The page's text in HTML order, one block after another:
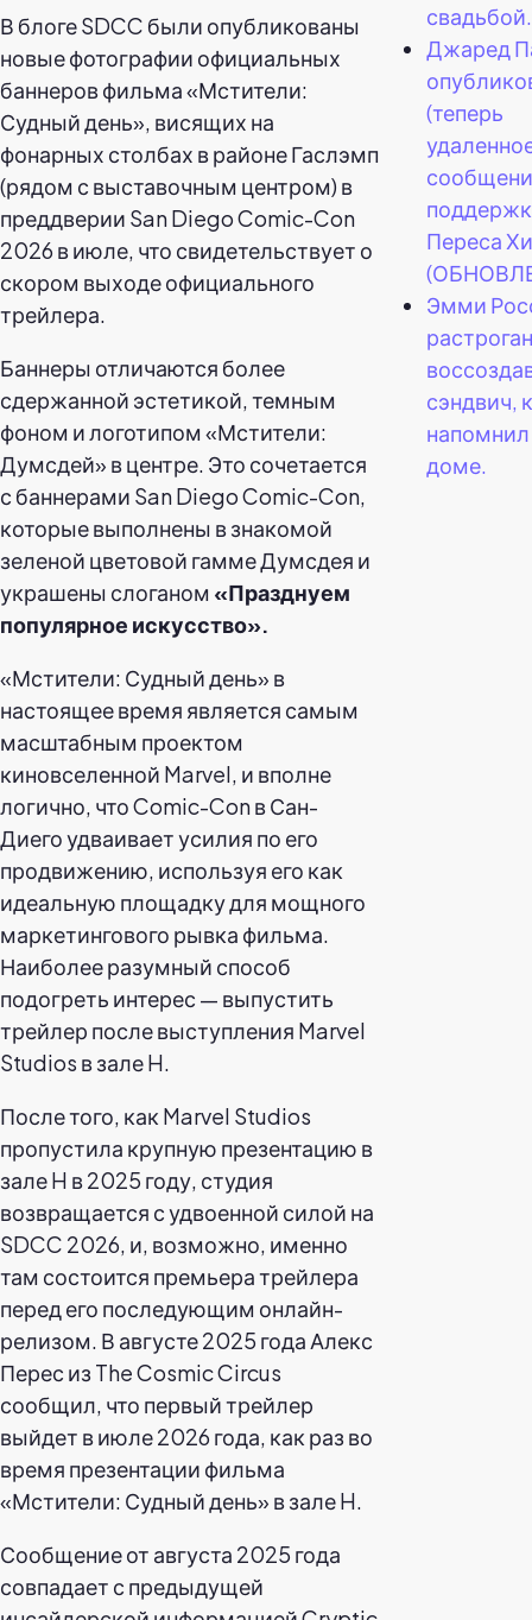
В блоге SDCC были опубликованы
новые фотографии официальных
баннеров фильма «Мстители:
Судный день», висящих на
фонарных столбах в районе Гаслэмп
(рядом с выставочным центром) в
преддверии San Diego Comic-Con
2026 в июле, что свидетельствует о
скором выходе официального
трейлера.
Баннеры отличаются более
сдержанной эстетикой, темным
фоном и логотипом «Мстители:
Думсдей» в центре. Это сочетается
с баннерами San Diego Comic-Con,
которые выполнены в знакомой
зеленой цветовой гамме Думсдея и
украшены слоганом «Празднуем
популярное искусство».
«Мстители: Судный день» в
настоящее время является самым
масштабным проектом
киновселенной Marvel, и вполне
логично, что Comic-Con в Сан-
Диего удваивает усилия по его
продвижению, используя его как
идеальную площадку для мощного
маркетингового рывка фильма.
Наиболее разумный способ
подогреть интерес — выпустить
трейлер после выступления Marvel
Studios в зале H.
После того, как Marvel Studios
пропустила крупную презентацию в
зале H в 2025 году, студия
возвращается с удвоенной силой на
SDCC 2026, и, возможно, именно
там состоится премьера трейлера
перед его последующим онлайн-
релизом. В августе 2025 года Алекс
Перес из The Cosmic Circus
сообщил, что первый трейлер
выйдет в июле 2026 года, как раз во
время презентации фильма
«Мстители: Судный день» в зале H.
Сообщение от августа 2025 года
совпадает с предыдущей
свадьбой.
Джаред
(теперь
Переса
Эмми
сэндвич,
напомнил
доме.